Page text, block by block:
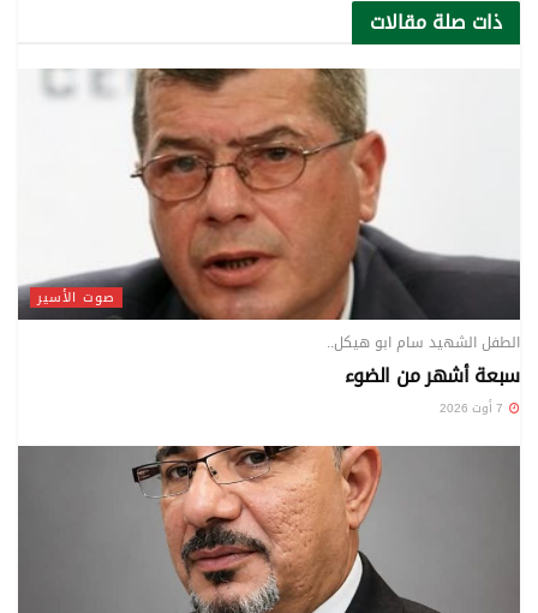
ذات صلةمقالات
صوت الأسير
الطفل الشهيد سام ابو هيكل..
سبعة أشهر من الضوء